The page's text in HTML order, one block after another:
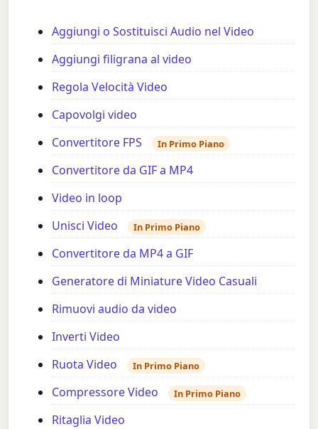
Aggiungi o Sostituisci Audio nel Video
Aggiungi filigrana al video
Regola Velocità Video
Capovolgi video
Convertitore FPS
In Primo Piano
Convertitore da GIF a MP4
Video in loop
Unisci Video
In Primo Piano
Convertitore da MP4 a GIF
Generatore di Miniature Video Casuali
Rimuovi audio da video
Inverti Video
Ruota Video
In Primo Piano
Compressore Video In Primo Piano
Ritaglia Video